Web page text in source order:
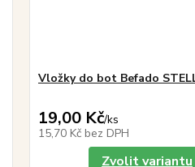
Vložky do bot Befado
19,00 Kč/ks
15,70 Kč bez DPH
Zvolit variantu